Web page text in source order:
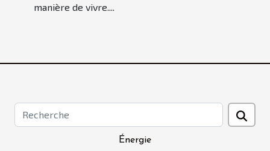
manière de vivre....
Énergie